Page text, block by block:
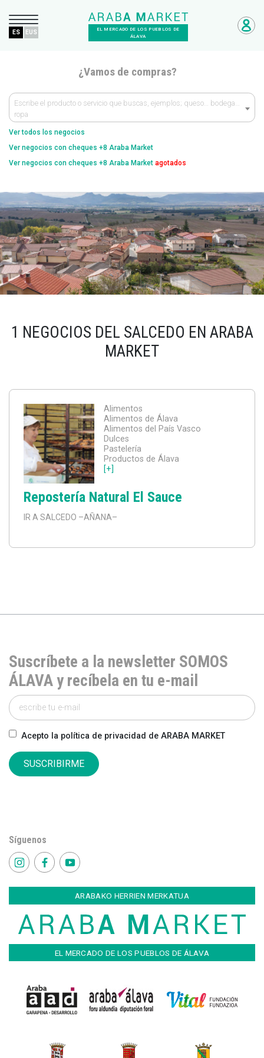
EL MERCADO DE LOS PUEBLOS DE
ÁLAVA
ES EUS
¿Vamos de compras?
Escribe el producto o servicio que buscas, ejemplos; queso… bodega…
ropa
Ver todos los negocios
Ver negocios con cheques +8 Araba Market
Ver negocios con cheques +8 Araba Market agotados
1 NEGOCIOS DEL SALCEDO EN ARABA
MARKET
Alimentos
Alimentos de Álava
Alimentos del País Vasco
Dulces
Pastelería
Productos de Álava
[+]
Repostería Natural El Sauce
IR A SALCEDO –AÑANA–
Suscríbete a la newsletter SOMOS
ÁLAVA y recíbela en tu e-mail
Acepto la política de privacidad de ARABA MARKET
SUSCRIBIRME
Síguenos
ARABAKO HERRIEN MERKATUA
EL MERCADO DE LOS PUEBLOS DE ÁLAVA